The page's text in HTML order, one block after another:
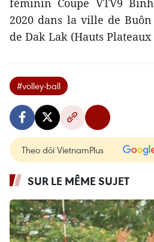
féminin Coupe VTV9
2020 dans la ville de
de Dak Lak (Hauts
#volley-ball
Theo dõi VietnamPlus
SUR LE MÊME SUJET